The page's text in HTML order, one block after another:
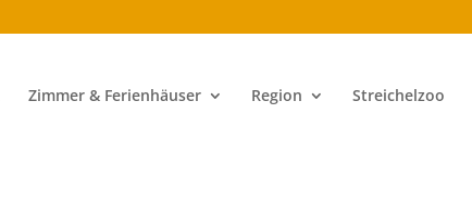
Zimmer & Ferienhäuser Region Streichelzoo